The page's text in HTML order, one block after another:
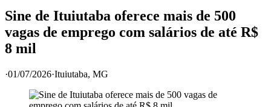
Sine de Ituiutaba oferece mais de 500
vagas de emprego com salários de até R$
8 mil
·01/07/2026·Ituiutaba, MG